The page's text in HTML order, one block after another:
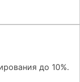
до 10%.